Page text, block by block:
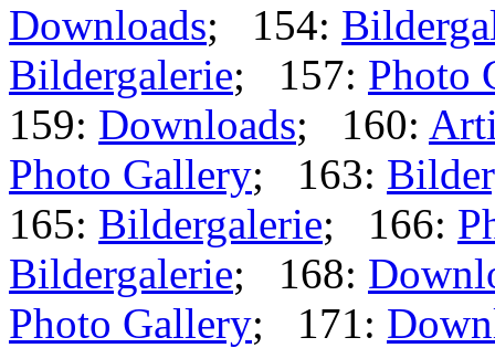
Downloads; 154:
Bildergalerie; 157: Photo
159: Downloads; 160:
Photo Gallery; 163:
165: Bildergalerie; 166:
Bildergalerie; 168:
Photo Gallery; 171: